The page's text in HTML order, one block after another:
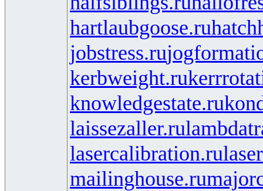
hartlaubgoose.ru
jobstress.ru
kerbweight.ru
knowledgestate.ru
laissezaller.ru
lasercalibration.ru
mailinghouse.ru